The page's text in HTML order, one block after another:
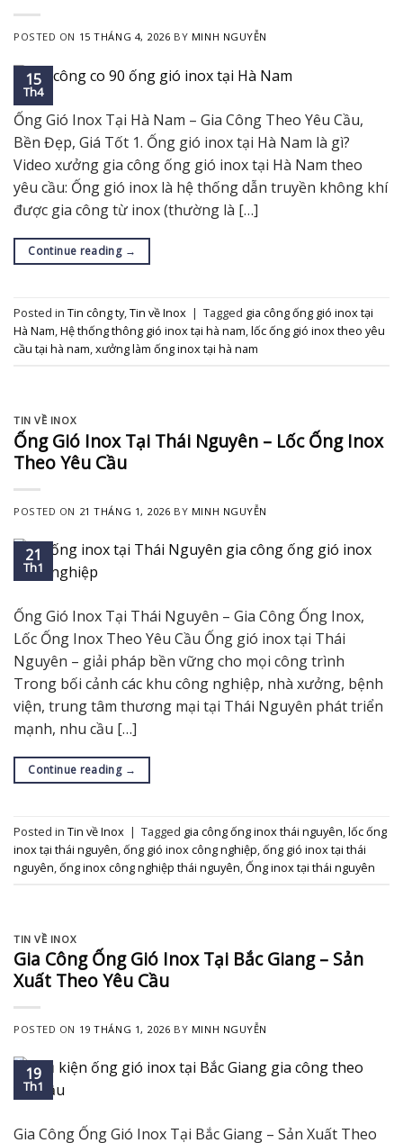
POSTED ON 15 THÁNG 4, 2026 BY MINH NGUYỄN
15
Th4
Ống Gió Inox Tại Hà Nam – Gia Công Theo Yêu Cầu,
Bền Đẹp, Giá Tốt 1. Ống gió inox tại Hà Nam là gì?
Video xưởng gia công ống gió inox tại Hà Nam theo
yêu cầu: Ống gió inox là hệ thống dẫn truyền không khí
được gia công từ inox (thường là […]
Continue reading →
Posted in Tin công ty,Tin về Inox | Tagged gia công ống gió inox tại
Hà Nam,Hệ thống thông gió inox tại hà nam,lốc ống gió inox theo yêu
cầu tại hà nam,xưởng làm ống inox tại hà nam
TIN VỀ INOX
Ống Gió Inox Tại Thái Nguyên – Lốc Ống Inox
Theo Yêu Cầu
POSTED ON 21 THÁNG 1, 2026 BY MINH NGUYỄN
21
Th1
Ống Gió Inox Tại Thái Nguyên – Gia Công Ống Inox,
Lốc Ống Inox Theo Yêu Cầu Ống gió inox tại Thái
Nguyên – giải pháp bền vững cho mọi công trình
Trong bối cảnh các khu công nghiệp, nhà xưởng, bệnh
viện, trung tâm thương mại tại Thái Nguyên phát triển
mạnh, nhu cầu […]
Continue reading →
Posted in Tin về Inox | Tagged gia công ống inox thái nguyên,lốc ống
inox tại thái nguyên,ống gió inox công nghiệp,ống gió inox tại thái
nguyên,ống inox công nghiệp thái nguyên,Ống inox tại thái nguyên
TIN VỀ INOX
Gia Công Ống Gió Inox Tại Bắc Giang – Sản
Xuất Theo Yêu Cầu
POSTED ON 19 THÁNG 1, 2026 BY MINH NGUYỄN
19
Th1
Gia Công Ống Gió Inox Tại Bắc Giang – Sản Xuất Theo